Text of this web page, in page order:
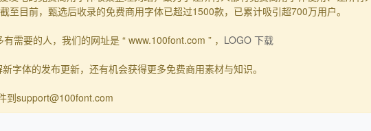
至目前，甄选后收录的免费商用字体已超过1500款，已累计吸引超700万用户。
需要的人，我们的网址是 “ www.100font.com ” ， LOGO 下载
字体的发布更新，还有机会获得更多免费商用素材与知识。
到support@100font.com